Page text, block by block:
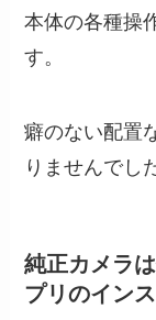
本体の各種操
す。
癖のない配置
りませんでし
純正カメラ
プリのイン